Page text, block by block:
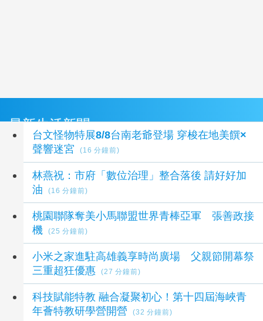
最新生活新聞
台文怪物特展8/8台南老爺登場 穿梭在地美饌×
聲響迷宮
(16 分鐘前)
林燕祝：市府「數位治理」整合落後 請好好加
油
(16 分鐘前)
桃園聯隊奪美小馬聯盟世界青棒亞軍 張善政接
機
(25 分鐘前)
小米之家進駐高雄義享時尚廣場 父親節開幕祭
三重超狂優惠
(27 分鐘前)
科技賦能特教 融合凝聚初心！第十四屆海峽青
年薈特教研學營開營
(32 分鐘前)